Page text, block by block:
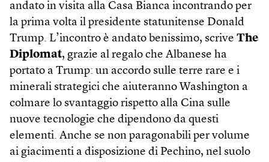
andato in visita alla Casa Bianca incontrando per
la prima volta il presidente statunitense Donald
Trump. L’incontro è andato benissimo, scrive The
Diplomat, grazie al regalo che Albanese ha
portato a Trump: un accordo sulle terre rare e i
minerali strategici che aiuteranno Washington a
colmare lo svantaggio rispetto alla Cina sulle
nuove tecnologie che dipendono da questi
elementi. Anche se non paragonabili per volume
ai giacimenti a disposizione di Pechino, nel suolo